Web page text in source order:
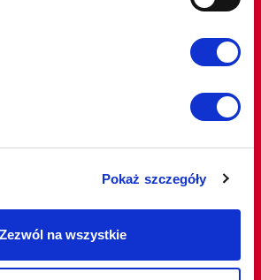
Pokaż szczegóły
Zezwól na wszystkie
Do strony głównej
Polska sp. z o.o.
tel.:
+48 61 657 19 85